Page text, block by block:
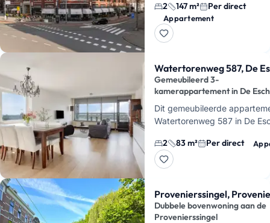
Westplein in Rotterdam. Je
in het Scheepv…
2 147 m² Per direct
Appartement
Watertorenweg 587, De
Gemeubileerd 3-
kamerappartement in De Esch
Dit gemeubileerde
Watertorenweg 587 in De
er direct in, de huur is €
2 83 m² Per direct
Provenierssingel,
Dubbele bovenwoning aan de
Provenierssingel